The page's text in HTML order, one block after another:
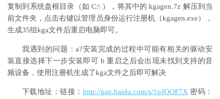
复制到系统盘根目录（如 C:\ ），将其中的 kgagen.7z 解压到当
前文件夹，点击右键以管理员身份运行注册机（kgagen.exe），
生成35组kga文件后重启电脑即可。
我遇到的问题：a?安装完成的过程中可能有相关的驱动安
装直接选择下一步安装即可 b 重启之后会出现未找到支持的音
频设备，使用注册机生成了kga文件之后即可解决
下载地址：链接： http://pan.baidu.com/s/1pJOOF7X 密码：